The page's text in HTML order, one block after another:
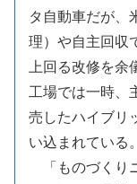
タ自動車だが、
理）や自主回収
上回る改修を
工場では一時、
売したハイブリ
い込まれている。
「ものづく